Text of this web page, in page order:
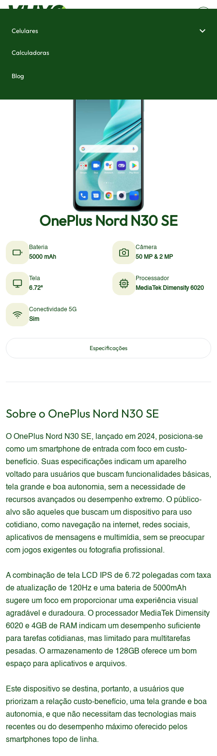
Celulares
Calculadoras
Blog
OnePlus Nord N30 SE
Bateria
5000 mAh
Câmera
50 MP & 2 MP
Tela
6.72"
Processador
MediaTek Dimensity 6020
Conectividade 5G
Sim
Especificações
Sobre o OnePlus Nord N30 SE
O OnePlus Nord N30 SE, lançado em 2024, posiciona-se
como um smartphone de entrada com foco em custo-
benefício. Suas especificações indicam um aparelho
voltado para usuários que buscam funcionalidades básicas,
tela grande e boa autonomia, sem a necessidade de
recursos avançados ou desempenho extremo. O público-
alvo são aqueles que buscam um dispositivo para uso
cotidiano, como navegação na internet, redes sociais,
aplicativos de mensagens e multimídia, sem se preocupar
com jogos exigentes ou fotografia profissional.
A combinação de tela LCD IPS de 6.72 polegadas com taxa
de atualização de 120Hz e uma bateria de 5000mAh
sugere um foco em proporcionar uma experiência visual
agradável e duradoura. O processador MediaTek Dimensity
6020 e 4GB de RAM indicam um desempenho suficiente
para tarefas cotidianas, mas limitado para multitarefas
pesadas. O armazenamento de 128GB oferece um bom
espaço para aplicativos e arquivos.
Este dispositivo se destina, portanto, a usuários que
priorizam a relação custo-benefício, uma tela grande e boa
autonomia, e que não necessitam das tecnologias mais
recentes ou do desempenho máximo oferecido pelos
smartphones topo de linha.